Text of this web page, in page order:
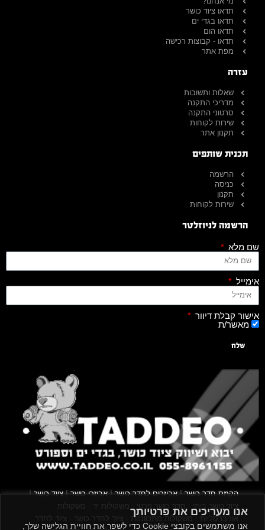
אנו מעריכים את פרטיותך
אנו משתמשים בקובצי Cookie כדי לשפר את חוויית הגלישה שלך,
תדאו ציוד כושר
תדאו בגדי ים
תדאו הום
תדאו - קבוצות רכישה
מפת אתר
עזרה
שאלות ותשובות
מדריכי התקנה
סרטוני התקנה
שירות לקוחות
תקנון אתר
תכנית שותפים
הרשמה
כניסה
תקנון
שירות לקוחות
הרשמה לניוזלטר
שם מלא
אימייל
אישור קבלת דיוור
מאשר/ת
שלח
הקמת חדר כושר|אביזרים לחדר כושר|אביזרי כושר|ציוד כושר|
ציוד כושר ביתי חדר כושר פרטי משקולות יד
משקולות
אוניברסליות |משקולות מתכווננות ציוד לחדר כושר
ציוד לחדר